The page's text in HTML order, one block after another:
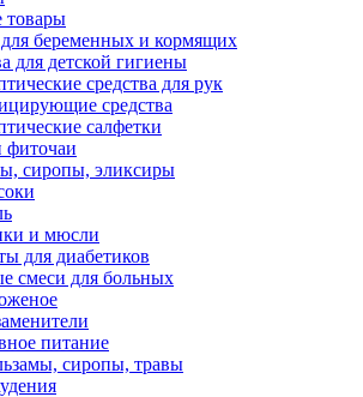
товары
беременных и кормящих
для детской гигиены
средства для рук
средства
салфетки
фиточаи
сиропы, эликсиры
и мюсли
для диабетиков
смеси для больных
питание
сиропы, травы